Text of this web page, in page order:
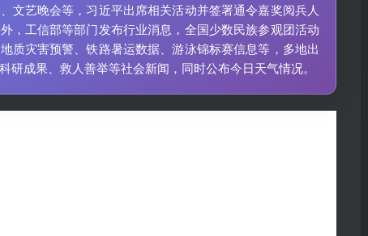
文艺晚会等，习近平出席相关活动并签署通令嘉奖阅兵人
，工信部等部门发布行业消息，全国少数民族参观团活动
质灾害预警、铁路暑运数据、游泳锦标赛信息等，多地出
研成果、救人善举等社会新闻，同时公布今日天气情况。